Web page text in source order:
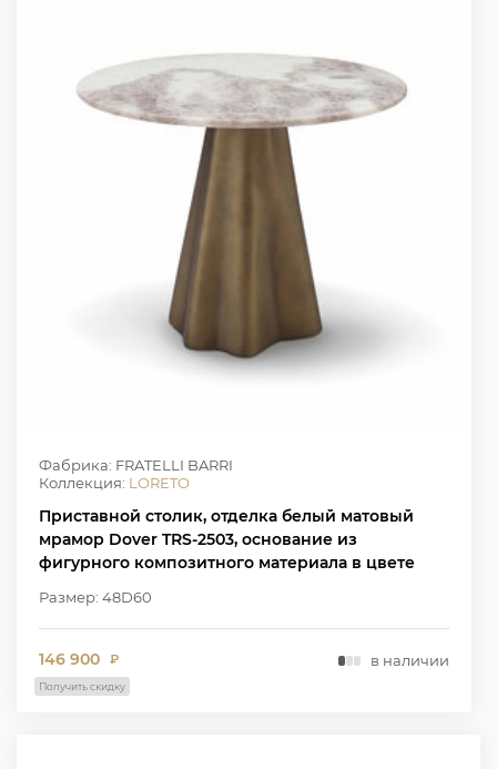
Фабрика: FRATELLI BARRI
Коллекция: LORETO
Приставной столик, отделка белый матовый
мрамор Dover TRS-2503, основание из
фигурного композитного материала в цвете
Размер: 48D60
146 900 ₽ в наличии
Получить скидку